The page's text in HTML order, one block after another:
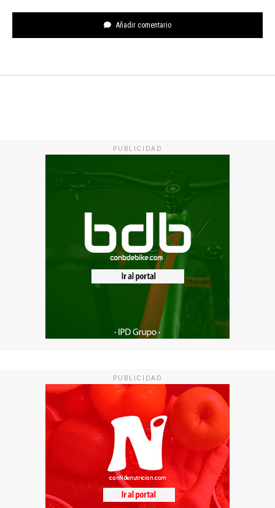
Añadir comentario
PUBLICIDAD
PUBLICIDAD